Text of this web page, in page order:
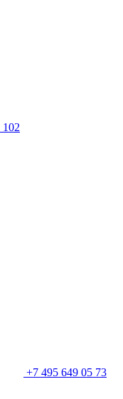
+7 495 649 05 73